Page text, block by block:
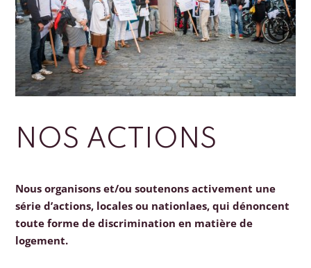
NOS ACTIONS
Nous organisons et/ou soutenons activement une
série d’actions, locales ou nationlaes, qui dénoncent
toute forme de discrimination en matière de
logement.